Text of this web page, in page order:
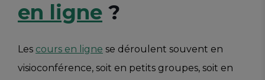
en ligne ?
Les cours en ligne se déroulent souvent en
visioconférence, soit en petits groupes, soit en